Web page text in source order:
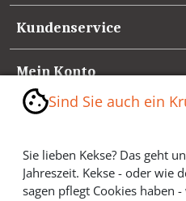
Kundenservice
Mein Konto
Referenzen
Medienspiegel &
Sind Sie auch ein
Sie lieben Kekse? Das geht
Jahreszeit. Kekse - oder wie
sagen pflegt Cookies haben